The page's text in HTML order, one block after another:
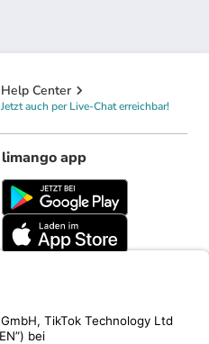
Help Center
Jetzt auch per Live-Chat erreichbar!
limango app